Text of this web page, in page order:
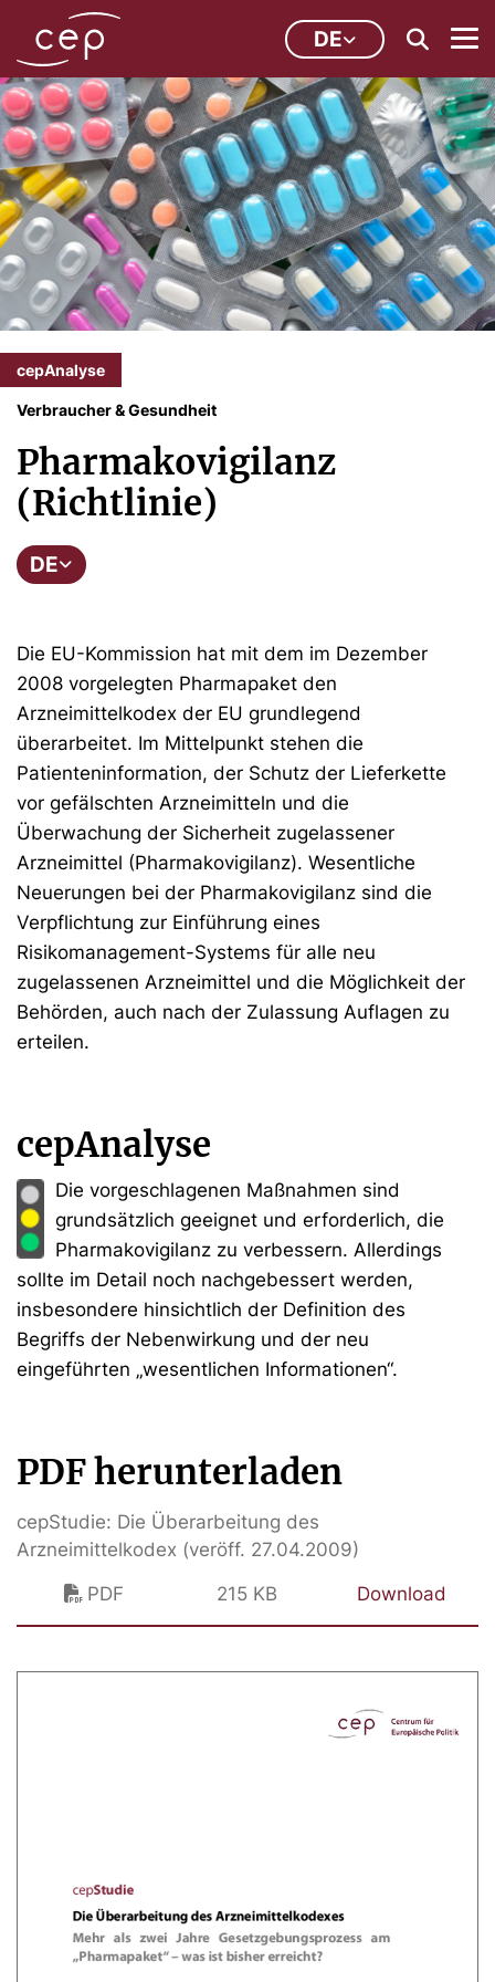
DE
cepAnalyse
Verbraucher & Gesundheit
Pharmakovigilanz
(Richtlinie)
DE
Die EU-Kommission hat mit dem im Dezember
2008 vorgelegten Pharmapaket den
Arzneimittelkodex der EU grundlegend
überarbeitet. Im Mittelpunkt stehen die
Patienteninformation, der Schutz der Lieferkette
vor gefälschten Arzneimitteln und die
Überwachung der Sicherheit zugelassener
Arzneimittel (Pharmakovigilanz). Wesentliche
Neuerungen bei der Pharmakovigilanz sind die
Verpflichtung zur Einführung eines
Risikomanagement-Systems für alle neu
zugelassenen Arzneimittel und die Möglichkeit der
Behörden, auch nach der Zulassung Auflagen zu
erteilen.
cepAnalyse
Die vorgeschlagenen Maßnahmen sind
grundsätzlich geeignet und erforderlich, die
Pharmakovigilanz zu verbessern. Allerdings
sollte im Detail noch nachgebessert werden,
insbesondere hinsichtlich der Definition des
Begriffs der Nebenwirkung und der neu
eingeführten „wesentlichen Informationen“.
PDF herunterladen
cepStudie: Die Überarbeitung des
Arzneimittelkodex (veröff. 27.04.2009)
PDF
215 KB Download